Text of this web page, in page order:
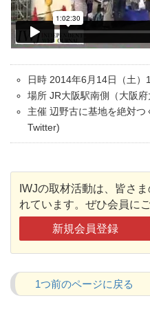
日時 2014年6月14日（土）
場所 JR大阪駅南側（大阪府
主催 辺野古に基地を絶対つ
Twitter)
IWJの取材活動は、皆さ
れています。ぜひ会員に
新規会員登録
1つ前のページに戻る